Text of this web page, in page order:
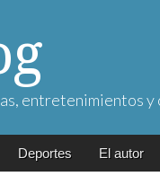
entretenimientos
Deportes El autor